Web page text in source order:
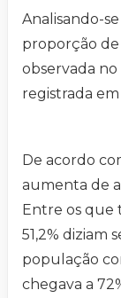
Analisando-
proporção de
observada
registrada em
De acordo
aumenta de
Entre os que
51,2% diziam
população
chegava a